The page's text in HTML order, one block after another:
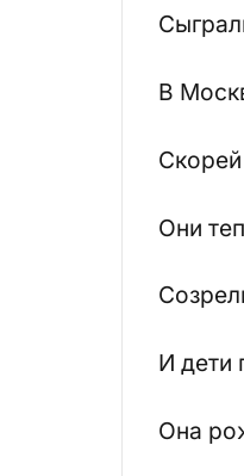
В
Они
И дети
Она